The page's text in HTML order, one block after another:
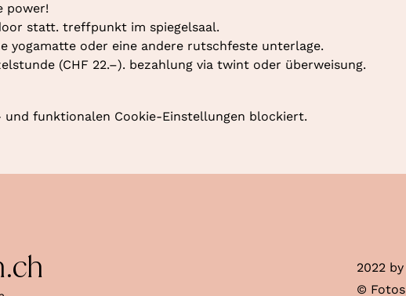
power!
statt. treffpunkt im spiegelsaal.
yogamatte oder eine andere rutschfeste unterlage.
(CHF 22.–). bezahlung via twint oder überweisung.
funktionalen Cookie-Einstellungen blockiert.
2022 by
© Fotos